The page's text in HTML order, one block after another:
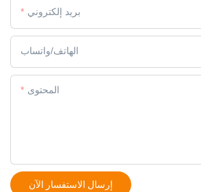
بريد إلكتروني
الهاتف/واتساب
المحتوى
إرسال الاستفسار الآن